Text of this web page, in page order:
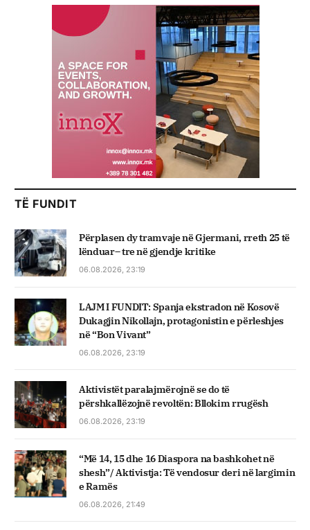
TË FUNDIT
Përplasen dy tramvaje në Gjermani, rreth 25 të
lënduar– tre në gjendje kritike
06.08.2026, 23:19
LAJM I FUNDIT: Spanja ekstradon në Kosovë
Dukagjin Nikollajn, protagonistin e përleshjes
në “Bon Vivant”
06.08.2026, 23:19
Aktivistët paralajmërojnë se do të
përshkallëzojnë revoltën: Bllokim rrugësh
06.08.2026, 23:19
“Më 14, 15 dhe 16 Diaspora na bashkohet në
shesh”/ Aktivistja: Të vendosur deri në largimin
e Ramës
06.08.2026, 21:49